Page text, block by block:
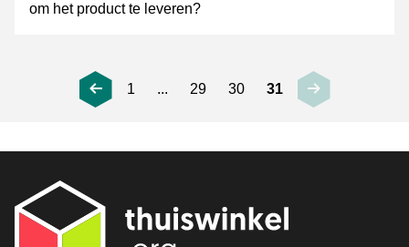
om het product te leveren?
1 ... 29 30 31